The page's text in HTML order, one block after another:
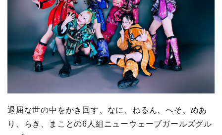
退屈な世の中をかき回す、なに、ねるん、へそ、めあ
り、らき、まことの6人組ニューウェーブガールズグル